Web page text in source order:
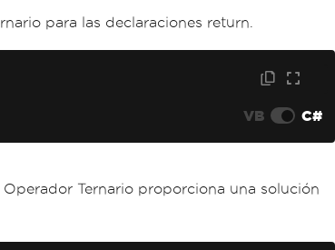
para las declaraciones return.
VB C#
Ternario proporciona una solución